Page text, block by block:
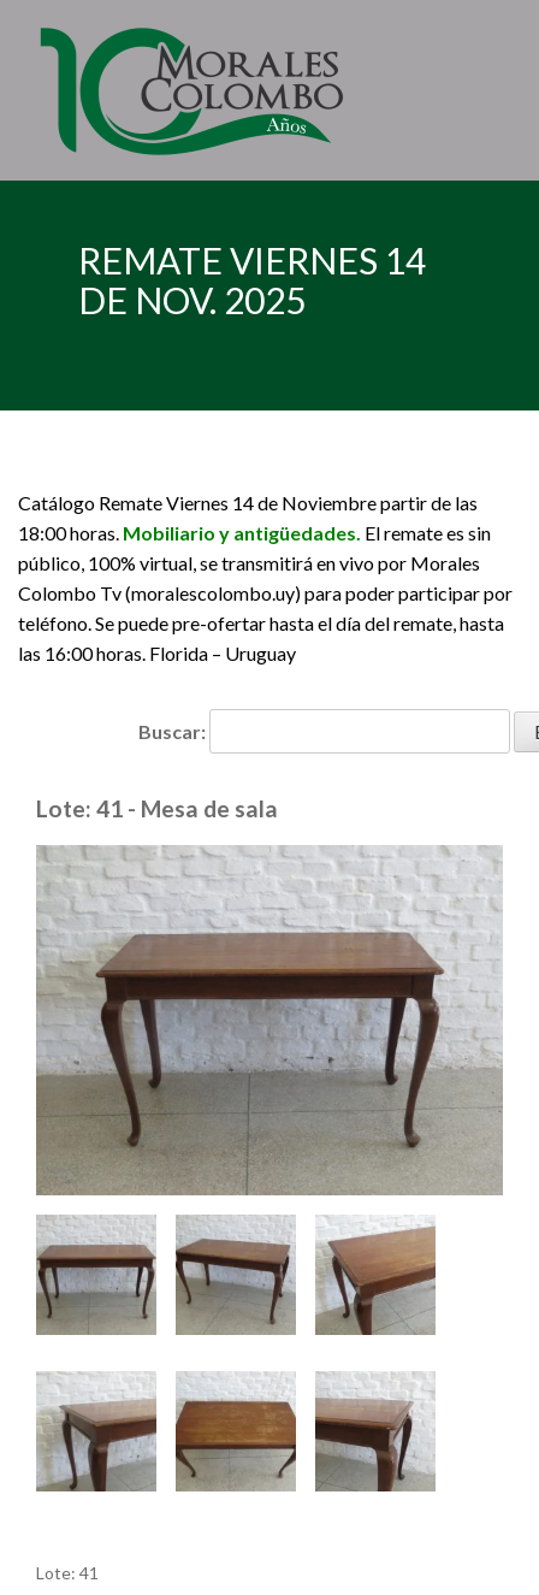
REMATE VIERNES 14
DE NOV. 2025
Catálogo Remate Viernes 14 de Noviembre partir de las
18:00 horas. Mobiliario y antigüedades. El remate es sin
público, 100% virtual, se transmitirá en vivo por Morales
Colombo Tv (moralescolombo.uy) para poder participar por
teléfono. Se puede pre-ofertar hasta el día del remate, hasta
las 16:00 horas. Florida – Uruguay
Buscar:
Lote: 41 - Mesa de sala
Lote: 41